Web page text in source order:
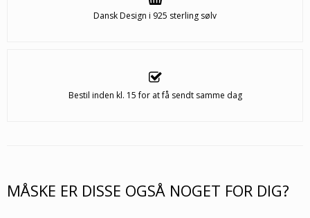
Dansk Design i 925 sterling sølv
Bestil inden kl. 15 for at få sendt samme dag
MÅSKE ER DISSE OGSÅ NOGET FOR DIG?